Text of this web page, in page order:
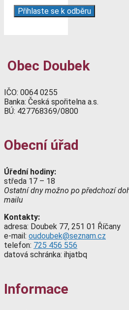
Obec Doubek
IČO: 0064 0255
Banka: Česká spořitelna a.s.
BÚ: 427768369/0800
Obecní úřad
Úřední hodiny:
středa 17 – 18
Ostatní dny možno po předchozí
mailu
Kontakty:
adresa: Doubek 77, 251 01 Říčany
e-mail: oudoubek@seznam.cz
telefon: 725 456 556
datová schránka: ihjatbq
Informace